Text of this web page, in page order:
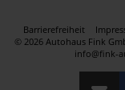
Barrierefreiheit
© 2026 Autohaus Fink
info@fink-